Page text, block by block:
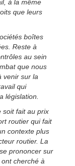
à la même
que leurs
boîtes
Reste à
au sein
que nous
venir sur la
qui
législation.
soit fait au prix
routier qui fait
contexte plus
routier. La
prononcer sur
cherché à